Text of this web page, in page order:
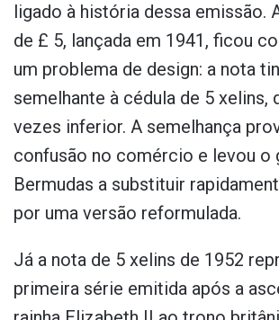
ligado à história dessa emissão.
de £ 5, lançada em 1941, ficou
um problema de design: a nota
semelhante à cédula de 5 xelins,
vezes inferior. A semelhança
confusão no comércio e levou o
Bermudas a substituir
por uma versão reformulada.
Já a nota de 5 xelins de 1952
primeira série emitida após a